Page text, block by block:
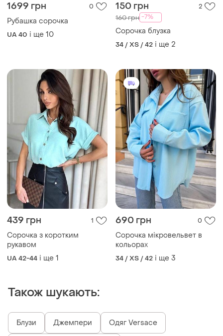
1699 грн 0
Рубашка сорочка
UA 40 і ще 10
150 грн 2
160 грн -7%
Сорочка блузка
34 / XS / 42 і ще 2
439 грн 1
Сорочка з коротким
рукавом
UA 42-44 і ще 1
690 грн 0
Сорочка мікровельвет в
кольорах
34 / XS / 42 і ще 3
Також шукають:
Блузи Джемпери Одяг Versace